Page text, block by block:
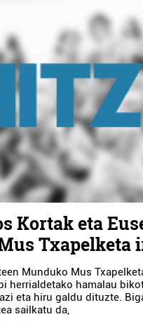
Kortak eta
Txapelketa
Munduko Mus
herrialdetako hamalau
eta hiru galdu dituzte.
sailkatu da,